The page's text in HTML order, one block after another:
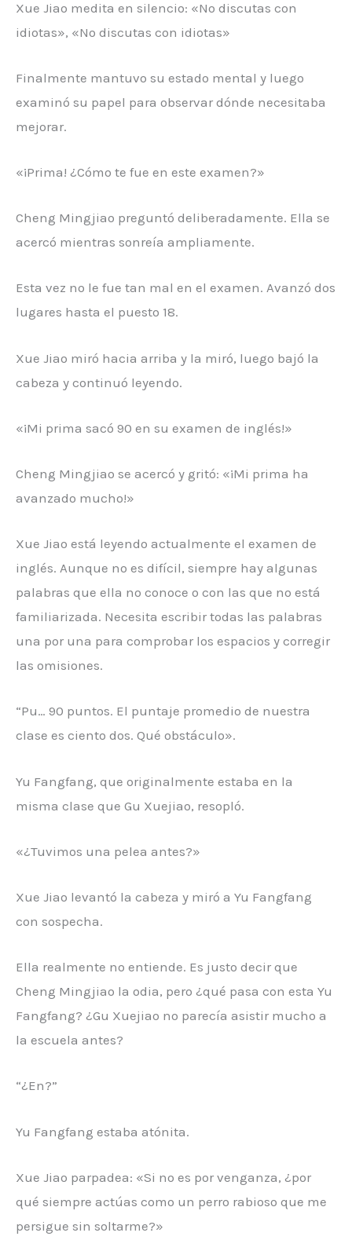
Xue Jiao medita en silencio: «No discutas con
idiotas», «No discutas con idiotas»
Finalmente mantuvo su estado mental y luego
examinó su papel para observar dónde necesitaba
mejorar.
«¡Prima! ¿Cómo te fue en este examen?»
Cheng Mingjiao preguntó deliberadamente. Ella se
acercó mientras sonreía ampliamente.
Esta vez no le fue tan mal en el examen. Avanzó dos
lugares hasta el puesto 18.
Xue Jiao miró hacia arriba y la miró, luego bajó la
cabeza y continuó leyendo.
«¡Mi prima sacó 90 en su examen de inglés!»
Cheng Mingjiao se acercó y gritó: «¡Mi prima ha
avanzado mucho!»
Xue Jiao está leyendo actualmente el examen de
inglés. Aunque no es difícil, siempre hay algunas
palabras que ella no conoce o con las que no está
familiarizada. Necesita escribir todas las palabras
una por una para comprobar los espacios y corregir
las omisiones.
“Pu… 90 puntos. El puntaje promedio de nuestra
clase es ciento dos. Qué obstáculo».
Yu Fangfang, que originalmente estaba en la
misma clase que Gu Xuejiao, resopló.
«¿Tuvimos una pelea antes?»
Xue Jiao levantó la cabeza y miró a Yu Fangfang
con sospecha.
Ella realmente no entiende. Es justo decir que
Cheng Mingjiao la odia, pero ¿qué pasa con esta Yu
Fangfang? ¿Gu Xuejiao no parecía asistir mucho a
la escuela antes?
“¿En?”
Yu Fangfang estaba atónita.
Xue Jiao parpadea: «Si no es por venganza, ¿por
qué siempre actúas como un perro rabioso que me
persigue sin soltarme?»